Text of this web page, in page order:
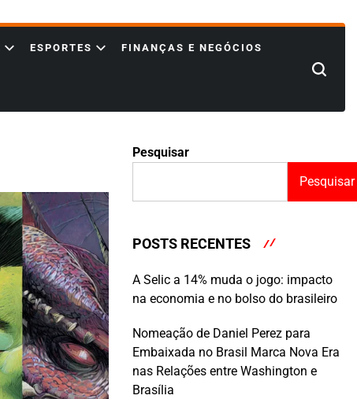
ESPORTES FINANÇAS E NEGÓCIOS
Search
Pesquisar
Pesquisar
POSTS RECENTES
A Selic a 14% muda o jogo: impacto
na economia e no bolso do brasileiro
Nomeação de Daniel Perez para
Embaixada no Brasil Marca Nova Era
nas Relações entre Washington e
Brasília